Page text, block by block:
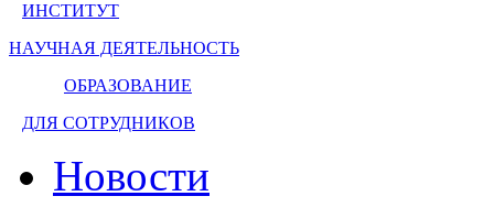
ИНСТИТУТ
НАУЧНАЯ ДЕЯТЕЛЬНОСТЬ
ОБРАЗОВАНИЕ
ДЛЯ СОТРУДНИКОВ
Новости